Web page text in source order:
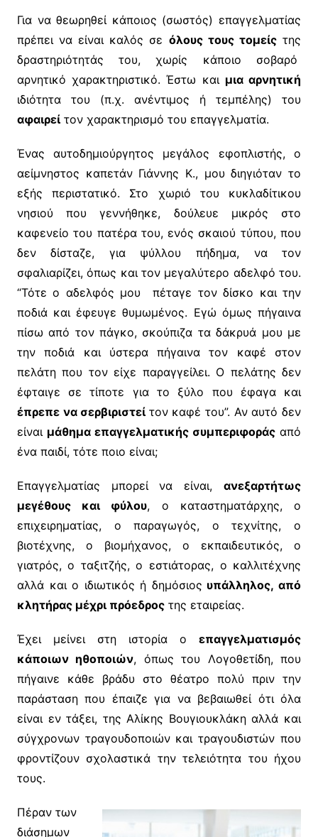
Για να θεωρηθεί κάποιος (σωστός) επαγγελματίας
πρέπει να είναι καλός σε όλους τους τομείςτης
δραστηριότητάς του, χωρίς κάποιο σοβαρό
αρνητικό χαρακτηριστικό. Έστω και μια αρνητική
ιδιότητα του (π.χ. ανέντιμος ή τεμπέλης) του
αφαιρείτον χαρακτηρισμό του επαγγελματία.
Ένας αυτοδημιούργητος μεγάλος εφοπλιστής, ο
αείμνηστος καπετάν Γιάννης Κ., μου διηγιόταν το
εξής περιστατικό. Στο χωριό του κυκλαδίτικου
νησιού που γεννήθηκε, δούλευε μικρός στο
καφενείο του πατέρα του, ενός σκαιού τύπου, που
δεν δίσταζε, για ψύλλου πήδημα, να τον
σφαλιαρίζει, όπως και τον μεγαλύτερο αδελφό του.
“Τότε ο αδελφός μου πέταγε τον δίσκο και την
ποδιά και έφευγε θυμωμένος. Εγώ όμως πήγαινα
πίσω από τον πάγκο, σκούπιζα τα δάκρυά μου με
την ποδιά και ύστερα πήγαινα τον καφέ στον
πελάτη που τον είχε παραγγείλει. Ο πελάτης δεν
έφταιγε σε τίποτε για το ξύλο που έφαγα και
έπρεπε να σερβιριστεί τον καφέ του”. Αν αυτό δεν
είναι μάθημα επαγγελματικής συμπεριφοράς από
ένα παιδί, τότε ποιο είναι;
Επαγγελματίας μπορεί να είναι,ανεξαρτήτως
μεγέθους και φύλου, ο καταστηματάρχης, ο
επιχειρηματίας, ο παραγωγός, ο τεχνίτης, ο
βιοτέχνης, ο βιομήχανος, ο εκπαιδευτικός, ο
γιατρός, ο ταξιτζής, ο εστιάτορας, ο καλλιτέχνης
αλλά και ο ιδιωτικός ή δημόσιος υπάλληλος, από
κλητήρας μέχρι πρόεδροςτης εταιρείας.
Έχει μείνει στη ιστορία οεπαγγελματισμός
κάποιων ηθοποιών, όπως του Λογοθετίδη, που
πήγαινε κάθε βράδυ στο θέατρο πολύ πριν την
παράσταση που έπαιζε για να βεβαιωθεί ότι όλα
είναι εν τάξει, της Αλίκης Βουγιουκλάκη αλλά και
σύγχρονων τραγουδοποιών και τραγουδιστών που
φροντίζουν σχολαστικά την τελειότητα του ήχου
τους.
Πέραν των
διάσημων